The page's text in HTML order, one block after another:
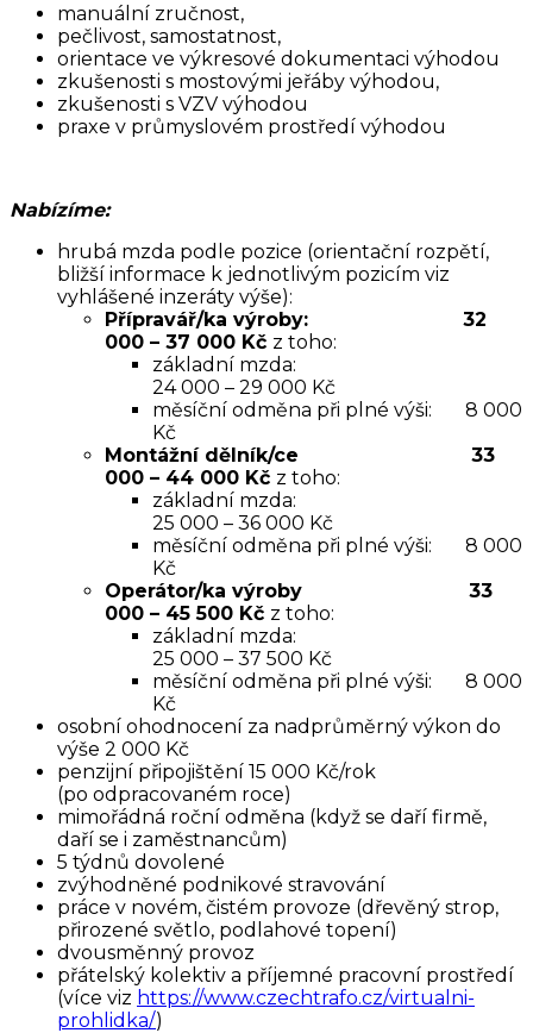
manuální zručnost,
pečlivost, samostatnost,
orientace ve výkresové dokumentaci výhodou
zkušenosti s mostovými jeřáby výhodou,
zkušenosti s VZV výhodou
praxe v průmyslovém prostředí výhodou
Nabízíme:
hrubá mzda podle pozice (orientační rozpětí,
bližší informace k jednotlivým pozicím viz
vyhlášené inzeráty výše):
Přípravář/ka výroby: 32
000 – 37 000 Kč z toho:
základní mzda:
24 000 – 29 000 Kč
měsíční odměna při plné výši: 8 000
Kč
Montážní dělník/ce 33
000 – 44 000 Kč z toho:
základní mzda:
25 000 – 36 000 Kč
měsíční odměna při plné výši: 8 000
Kč
Operátor/ka výroby 33
000 – 45 500 Kč z toho:
základní mzda:
25 000 – 37 500 Kč
měsíční odměna při plné výši: 8 000
Kč
osobní ohodnocení za nadprůměrný výkon do
výše 2 000 Kč
penzijní připojištění 15 000 Kč/rok
(po odpracovaném roce)
mimořádná roční odměna (když se daří firmě,
daří se i zaměstnancům)
5 týdnů dovolené
zvýhodněné podnikové stravování
práce v novém, čistém provoze (dřevěný strop,
přirozené světlo, podlahové topení)
dvousměnný provoz
přátelský kolektiv a příjemné pracovní prostředí
(více viz https://www.czechtrafo.cz/virtualni-
prohlidka/)